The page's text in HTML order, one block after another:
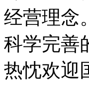
经营理念
科学完善
热忱欢迎